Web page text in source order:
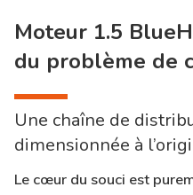
Moteur 1.5
du problème de
Une chaîne de
dimensionnée à
Le cœur du souci est